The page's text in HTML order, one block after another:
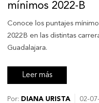
mínimos 2022-B
Conoce los puntajes
2022B en las distintas
Guadalajara.
Leer más
Por: DIANA URISTA 02-